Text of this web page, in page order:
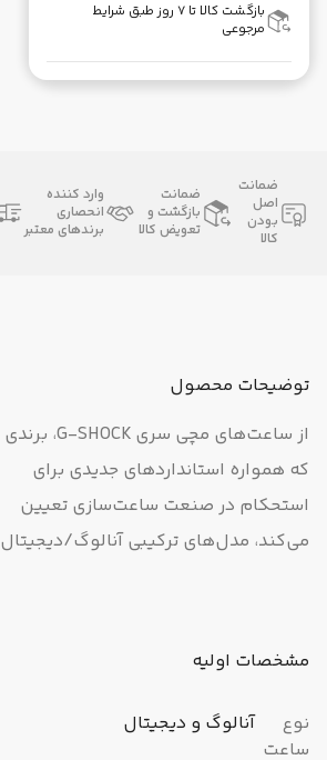
بازگشت کالا تا ۷ روز طبق شرایط
مرجوعی
ضمانت
اصل
بودن
کالا
ضمانت
بازگشت و
تعویض کالا
وارد کننده
انحصاری
برندهای معتبر
توضیحات محصول
از ساعت‌های مچی سری G-SHOCK، برندی
که همواره استانداردهای جدیدی برای
استحکام در صنعت ساعت‌‌سازی تعیین
می‌کند، مدل‌های ترکیبی آنالوگ/دیجیتال
طرح باریک آن با مچ دست تناسب بیشتری
مشخصات اولیه
نوع
ساعت
آنالوگ و دیجیتال